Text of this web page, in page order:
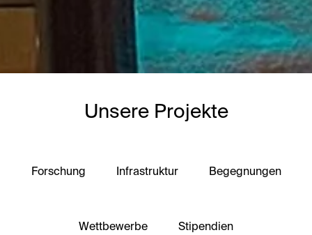
Unsere Projekte
Forschung Infrastruktur Begegnungen
Wettbewerbe Stipendien